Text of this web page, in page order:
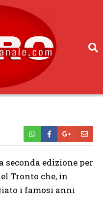
seconda edizione per
Tronto che, in
i famosi anni